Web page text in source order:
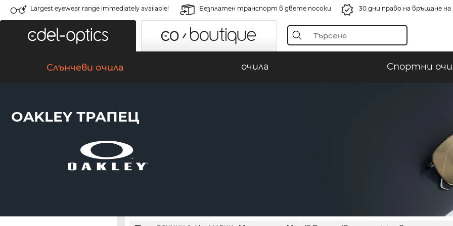
Largest eyewear range immediately available! Безплатен транспорт в двете посоки 30 дни право на връщане
Слънчеви очила очила Спортни
OAKLEY ТРАПЕЦ